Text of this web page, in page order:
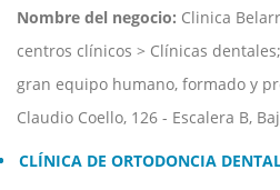
Nombre del negocio: Clinica
centros clínicos > Clínicas dentales;
gran equipo humano, formado y
Claudio Coello, 126 - Escalera B,
CLÍNICA DE ORTODONCIA